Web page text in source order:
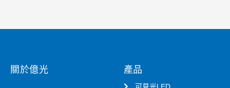
關於億光 產品